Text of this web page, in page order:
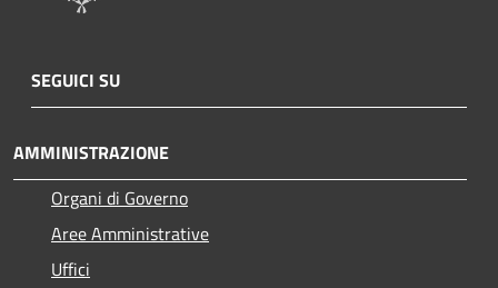
SEGUICI SU
AMMINISTRAZIONE
Organi di Governo
Aree Amministrative
Uffici